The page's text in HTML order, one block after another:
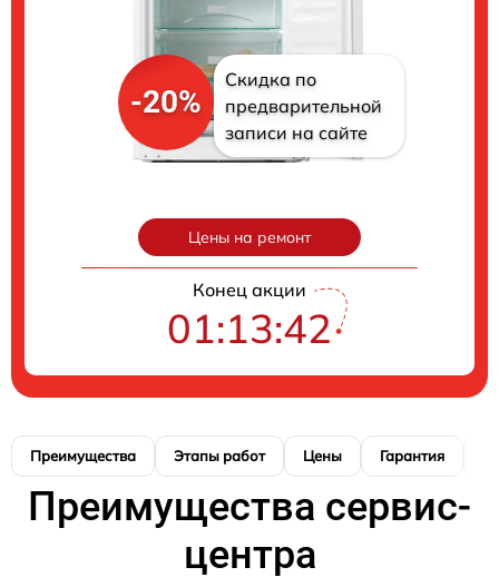
-20%
Скидка по
предварительной
записи на сайте
Цены на ремонт
Конец акции
01:13:41
Преимущества Этапы работ Цены Гарантия
Преимущества сервис-
центра